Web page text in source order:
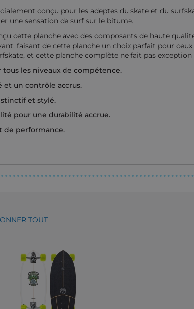
conçu pour les adeptes du skate et du
une sensation de surf sur le bitume.
cette planche avec des composants de haute
faisant de cette planche un choix parfait pour
et cette planche complète ne fait pas
les niveaux de compétence.
et un contrôle accrus.
et stylé.
pour une durabilité accrue.
de performance.
TOUT